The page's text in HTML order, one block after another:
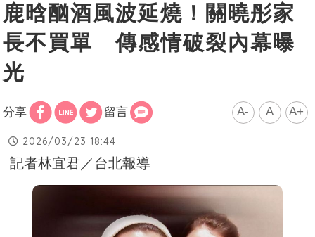
鹿晗酗酒風波延燒！關曉彤家
長不買單 傳感情破裂內幕曝
光
分享 留言 A- A A+
2026/03/23 18:44
記者林宜君／台北報導